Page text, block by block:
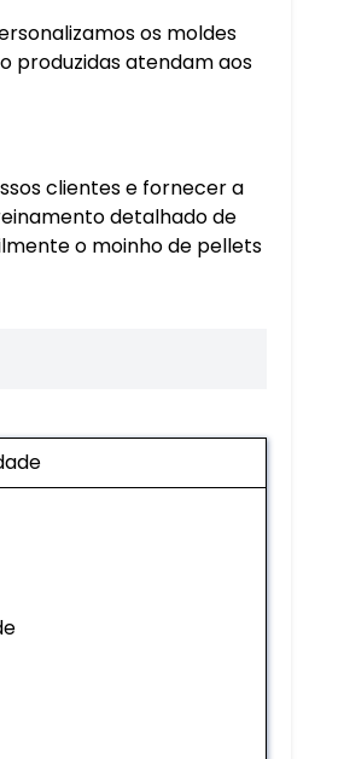
os moldes
produzidas atendam aos
clientes e fornecer a
detalhado de
o moinho de pellets